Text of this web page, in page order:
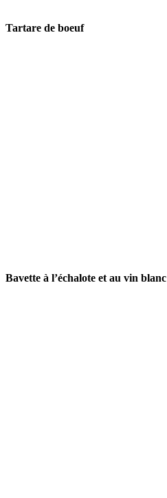
Tartare de boeuf
Bavette à l’échalote et au vin blanc